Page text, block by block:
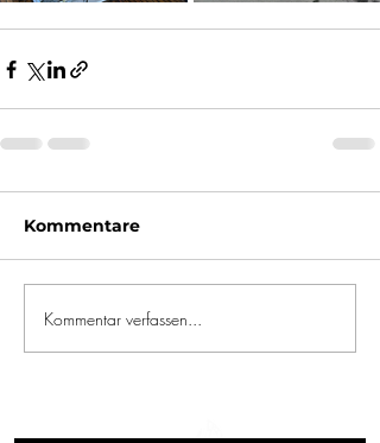
Kommentare
Kommentar verfassen...